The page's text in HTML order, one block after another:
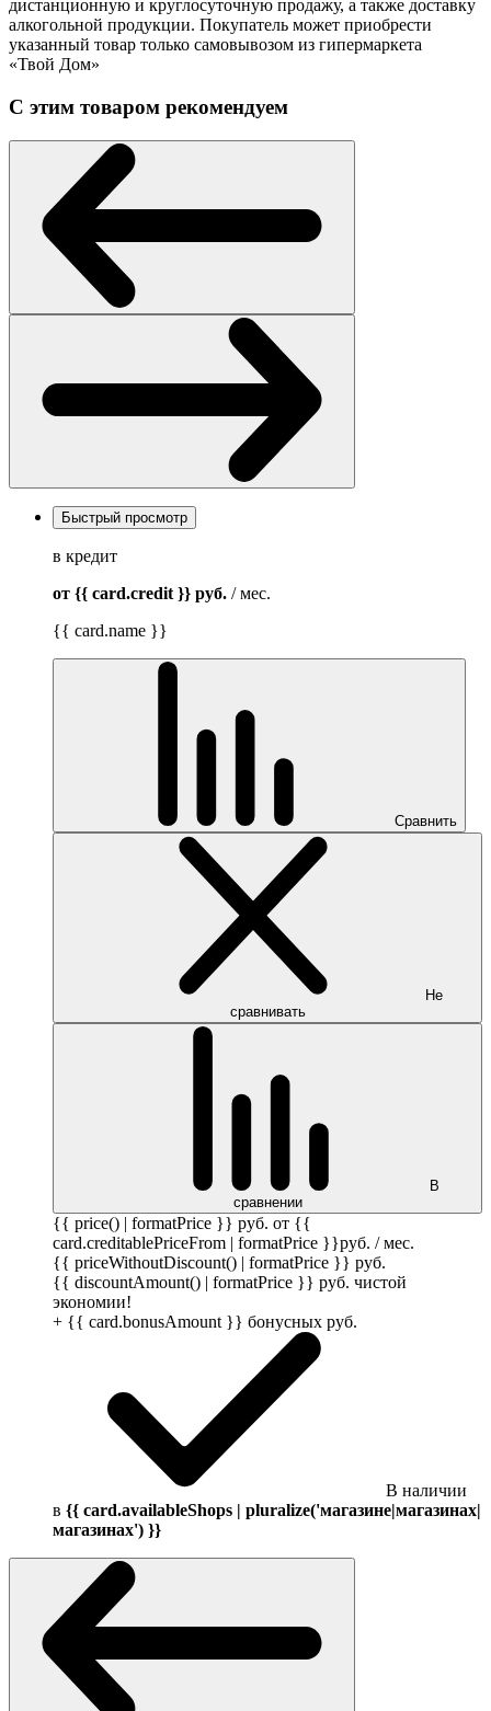
дистанционную и круглосуточную продажу, а также доставку
алкогольной продукции. Покупатель может приобрести
указанный товар только самовывозом из гипермаркета
«Твой Дом»
С этим товаром рекомендуем
Быстрый просмотр
в кредит
от {{ card.credit }} руб. / мес.
{{ card.name }}
Сравнить
Не
сравнивать
В
сравнении
{{ price() | formatPrice }} руб. от {{
card.creditablePriceFrom | formatPrice }}руб. / мес.
{{ priceWithoutDiscount() | formatPrice }} руб.
{{ discountAmount() | formatPrice }} руб. чистой
экономии!
+ {{ card.bonusAmount }} бонусных руб.
В наличии
в {{ card.availableShops | pluralize('магазине|магазинах|
магазинах') }}